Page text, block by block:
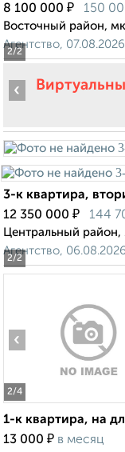
2/2
8 100 000 ₽ 150
Восточный район,
Агентство, 07.08.2026
2/2
‹
3-к квартира,
12 350 000 ₽ 144
Центральный
Агентство, 06.08.2026
2/4
‹
1-к квартира, на
13 000 ₽ в месяц